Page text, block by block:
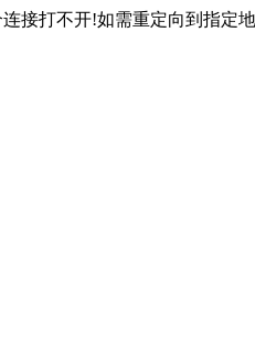
接打不开!如需重定向到指定